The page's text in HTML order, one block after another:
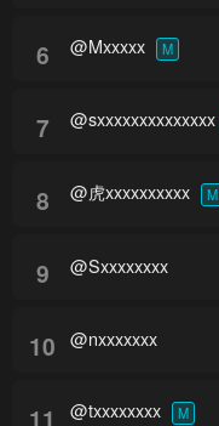
6 @Mxxxxx M
7 @sxxxxxxxxxxxxxx
8 @虎xxxxxxxxxx M
9 @Sxxxxxxxx
10 @nxxxxxxx
11 @txxxxxxxx M